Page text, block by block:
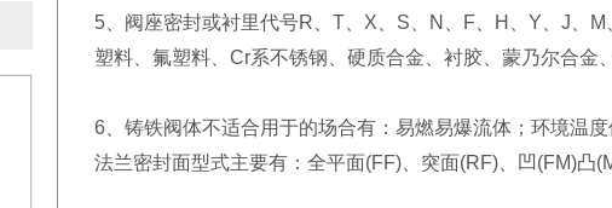
5、阀座密封或衬里代号R、T、X、S、N、F、H、Y、J、
塑料、氟塑料、Cr系不锈钢、硬质合金、衬胶、蒙乃尔合金
6、铸铁阀体不适合用于的场合有：易燃易爆流体；环境温
法兰密封面型式主要有：全平面(FF)、突面(RF)、凹(FM)凸